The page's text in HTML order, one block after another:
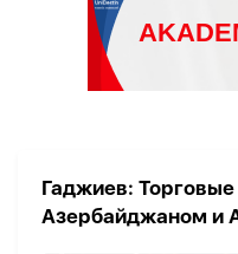
Гаджиев:
Азербайджаном и